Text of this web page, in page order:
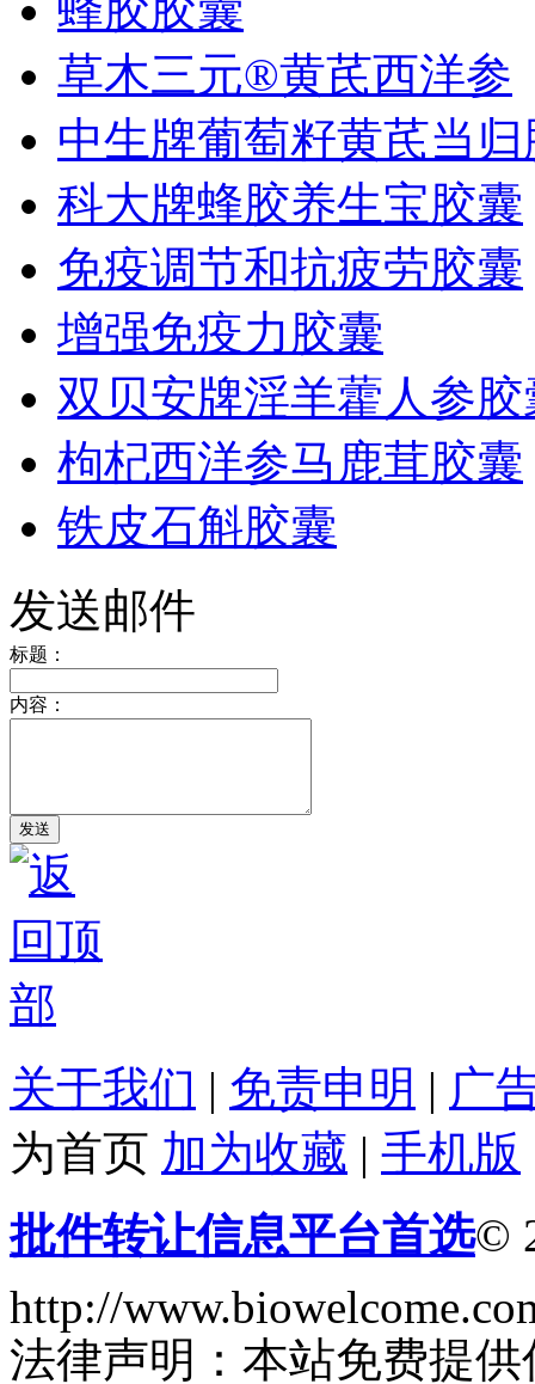
草木三元®黄芪西洋参
中生牌葡萄籽黄芪当归
科大牌蜂胶养生宝胶囊
免疫调节和抗疲劳胶囊
增强免疫力胶囊
双贝安牌淫羊藿人参
枸杞西洋参马鹿茸胶囊
铁皮石斛胶囊
发送邮件
标题：
内容：
关于我们 | 免责申明 | 广
为首页 加为收藏 | 手机版
批件转让信息平台首选©
http://
法律声明：本站免费提